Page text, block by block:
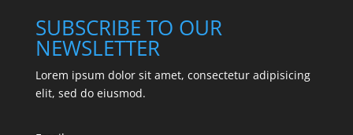
SUBSCRIBE TO OUR
NEWSLETTER
Lorem ipsum dolor sit amet, consectetur adipisicing
elit, sed do eiusmod.